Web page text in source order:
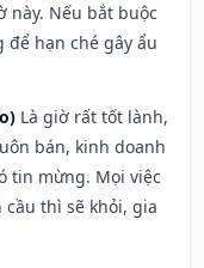
này. Nếu bắt buộc
hạn ché gây ẩu
Là giờ rất tốt lành,
bán, kinh doanh
tin mừng. Mọi việc
thì sẽ khỏi, gia